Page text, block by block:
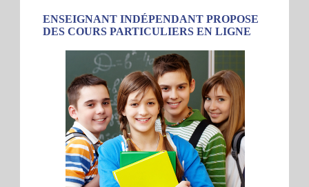
ENSEIGNANT INDÉPENDANT PROPOSE
DES COURS PARTICULIERS EN LIGNE